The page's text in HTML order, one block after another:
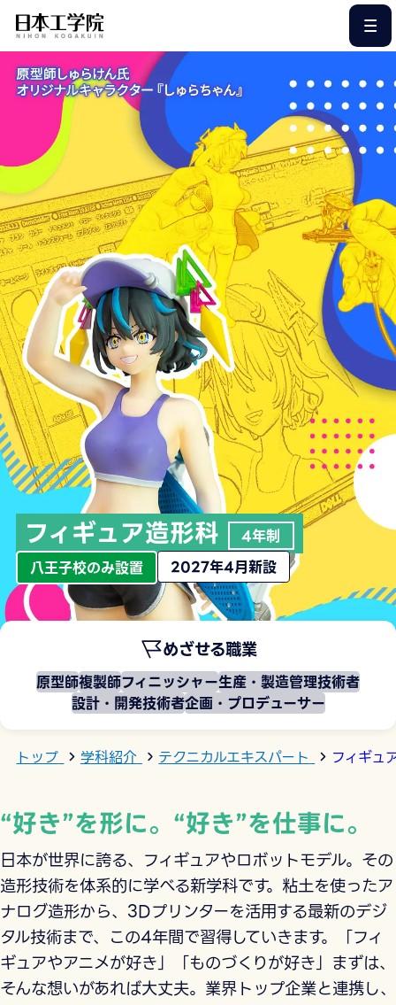
フィギュア造形科
4年制
八王子校のみ設置
2027年4月新設
めざせる職業
原型師複製師フィニッシャー生産・製造管理技術者
設計・開発技術者企画・プロデューサー
トップ 学科紹介 テクニカルエキスパート フィギュ
“好き”を形に。“好き”を仕事に。
日本が世界に誇る、フィギュアやロボットモデル。その
造形技術を体系的に学べる新学科です。粘土を使ったア
ナログ造形から、3Dプリンターを活用する最新のデジ
タル技術まで、この4年間で習得していきます。「フィ
ギュアやアニメが好き」「ものづくりが好き」まずは、
そんな想いがあれば大丈夫。業界トップ企業と連携し、